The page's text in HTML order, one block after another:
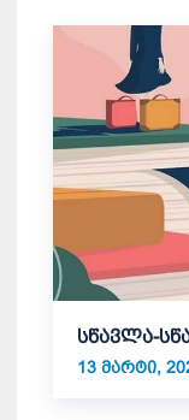
სწავლა-
13 ᲛᲐᲠᲢᲘ,